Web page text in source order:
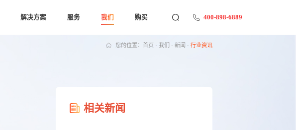
解决方案 服务 我们 购买 400-898-6889
您的位置： 首页 · 我们 · 新闻 · 行业资讯
相关新闻